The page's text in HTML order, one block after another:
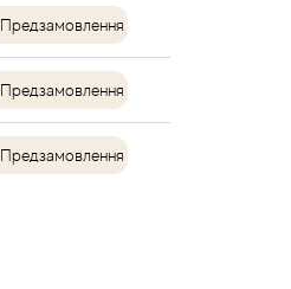
Предзамовлення
Предзамовлення
Предзамовлення